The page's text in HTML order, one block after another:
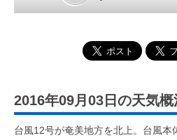
2016年09月03日の天気概
台風12号が奄美地方を北上。台風